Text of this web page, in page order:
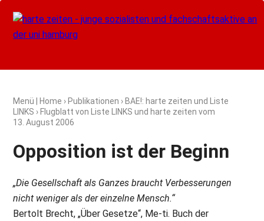
Menü Home › Publikationen › BAE!: harte zeiten und Liste
LINKS › Flugblatt von Liste LINKS und harte zeiten vom
13. August 2006
Opposition ist der Beginn
„Die Gesellschaft als Ganzes braucht Verbesserungen
nicht weniger als der einzelne Mensch.“
Bertolt Brecht, „Über Gesetze“, Me-ti. Buch der